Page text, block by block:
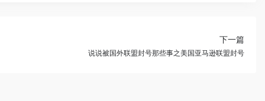
下一篇
说说被国外联盟封号那些事之美国亚马逊联盟封号